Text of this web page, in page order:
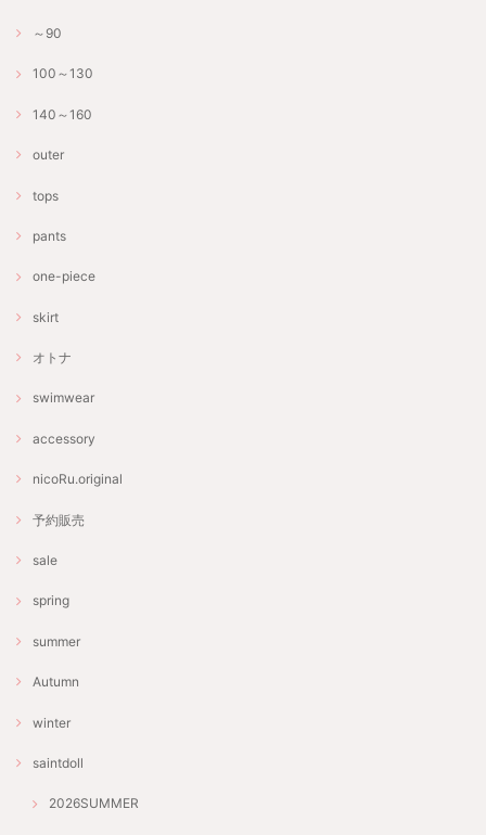
～90
100～130
140～160
outer
tops
pants
one-piece
skirt
オトナ
swimwear
accessory
nicoRu.original
予約販売
sale
spring
summer
Autumn
winter
saintdoll
2026SUMMER